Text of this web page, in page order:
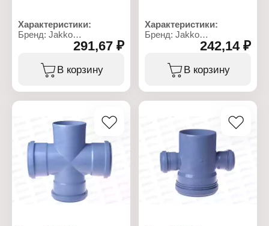
Характеристики:
Бренд: Jakko
Тип товара: Крестовина
канализационная
Тип крестовины:
Материал: полипропилен
Цвет: серый
Угол: 45 градусов
291,67 ₽
В корзину
Характеристики:
Бренд: Jakko
Тип товара: Крестовина
канализационная
Тип крестовины:
Материал: полипропилен
Угол: 87 градусов
Положение раструба D
50 мм: левое
242,14 ₽
В корзину